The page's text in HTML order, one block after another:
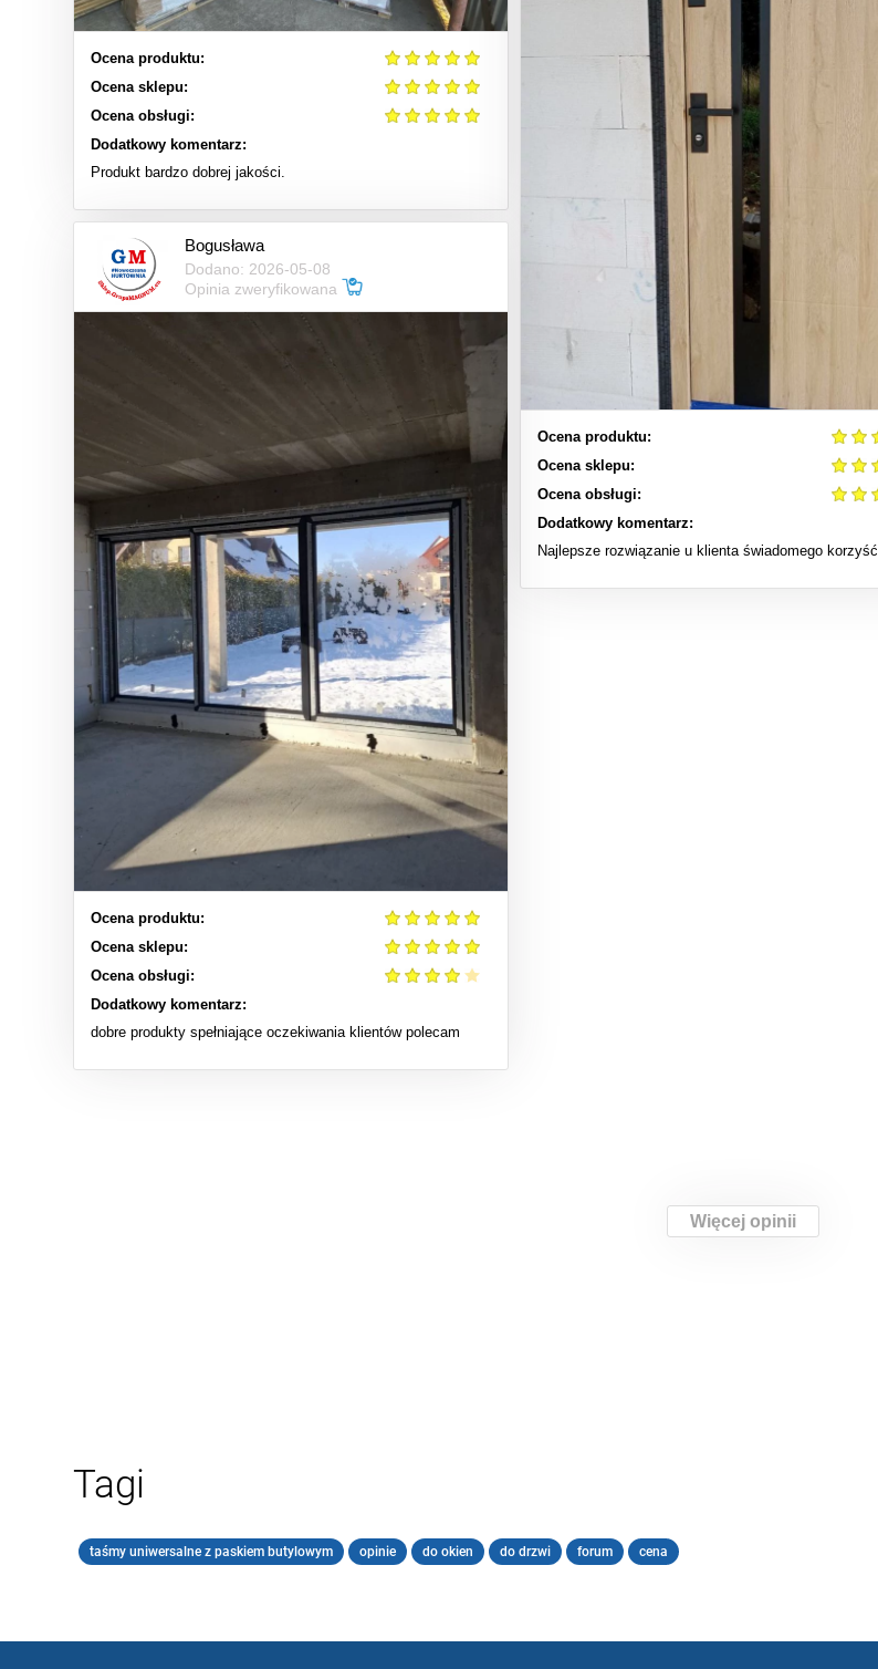
Ocena produktu:
Ocena sklepu:
Ocena obsługi:
Dodatkowy komentarz:
Produkt bardzo dobrej jakości.
Ocena produktu:
Ocena sklepu:
Ocena obsługi:
Dodatkowy komentarz:
Najlepsze rozwiązanie u klienta świadomego korzyść.
Bogusława
Dodano: 2026-05-08
Opinia zweryfikowana
Ocena produktu:
Ocena sklepu:
Ocena obsługi:
Dodatkowy komentarz:
dobre produkty spełniające oczekiwania klientów polecam
Więcej opinii
Tagi
taśmy uniwersalne z paskiem butylowym opinie do okien do drzwi forum cena